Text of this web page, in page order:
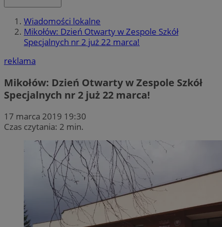
Wiadomości lokalne
Mikołów: Dzień Otwarty w Zespole Szkół
Specjalnych nr 2 już 22 marca!
reklama
Mikołów: Dzień Otwarty w Zespole Szkół
Specjalnych nr 2 już 22 marca!
17 marca 2019 19:30
Czas czytania: 2 min.